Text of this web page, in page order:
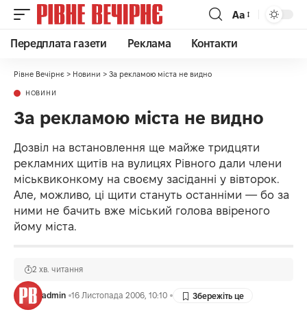
Аа
Передплата газети Реклама Контакти
Рівне Вечірнє > Новини > За рекламою міста не видно
НОВИНИ
За рекламою міста не видно
Дозвіл на встановлення ще майже тридцяти
рекламних щитів на вулицях Рівного дали члени
міськвиконкому на своєму засіданні у вівторок.
Але, можливо, ці щити стануть останніми — бо за
ними не бачить вже міський голова ввіреного
йому міста.
admin 16 Листопада 2006, 10:10
2 хв. читання